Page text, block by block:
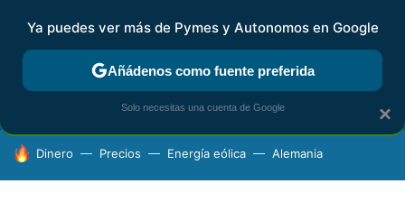
FISCALIDAD Y CONTABILIDAD KIT DIGITAL RENTA
HOY SE HABLA DE
Dinero Precios Energía eólica Alemania
×
Ya puedes ver más de Pymes y Autonomos en Google
Añádenos como fuente preferida
Solo necesitas una cuenta de Google